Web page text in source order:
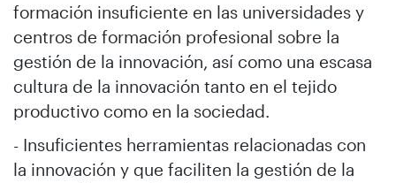
formación insuficiente en las universidades y
centros de formación profesional sobre la
gestión de la innovación, así como una escasa
cultura de la innovación tanto en el tejido
productivo como en la sociedad.
- Insuficientes herramientas relacionadas con
la innovación y que faciliten la gestión de la